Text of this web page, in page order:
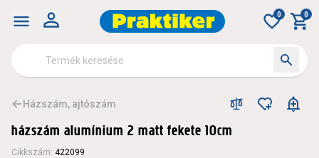
0 0
Házszám, ajtószám
házszám alumínium 2 matt fekete 10cm
Cikkszám: 422099